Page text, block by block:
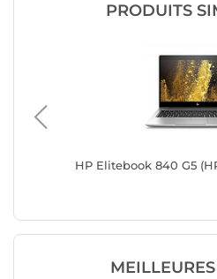
PRODUITS
HP Elitebook 840 G5